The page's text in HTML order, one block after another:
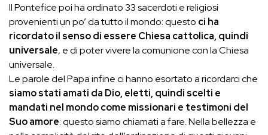
Il Pontefice poi ha ordinato 33 sacerdoti e religiosi
provenienti un po’ da tutto il mondo: questo ci ha
ricordato il senso di essere Chiesa cattolica, quindi
universale, e di poter vivere la comunione con la Chiesa
universale.
Le parole del Papa infine ci hanno esortato a ricordarci che
siamo stati amati da Dio, eletti, quindi scelti e
mandati nel mondo come missionari e testimoni del
Suo amore: questo siamo chiamati a fare. Nella bellezza e